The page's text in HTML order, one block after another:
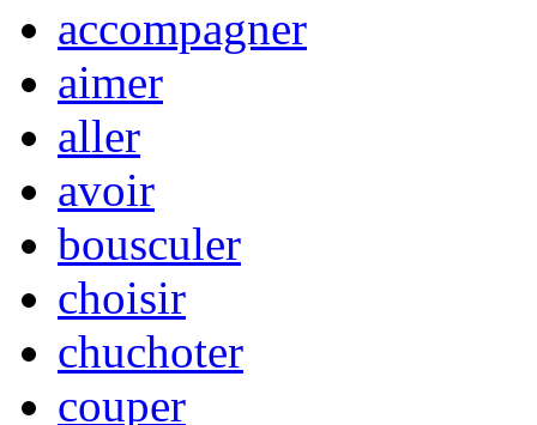
accompagner
aimer
aller
avoir
bousculer
choisir
chuchoter
couper